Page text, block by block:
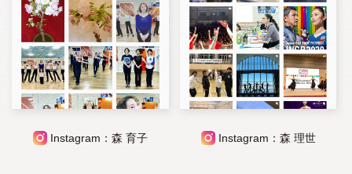
Instagram：森 育子 Instagram：森 理世